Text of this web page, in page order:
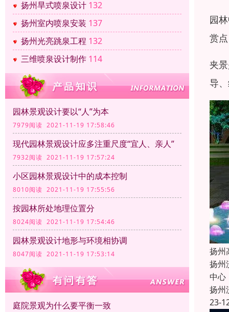
扬州旱式喷泉设计 132
扬州室内喷泉安装 137
扬州光亮跳泉工程 132
三维喷泉设计制作 114
园林景观设计要以“人”为本
7979阅读 2021-11-19 17:58:46
现代园林景观设计应多注重尺度“宜人、亲人”
7932阅读 2021-11-19 17:57:24
小区园林景观设计中的成本控制
8010阅读 2021-11-19 17:55:56
按园林所处地理位置分
8024阅读 2021-11-19 17:54:46
园林景观设计地形与环境相协调
8047阅读 2021-11-19 17:53:14
庭院景观为什么要平衡一致
园
赏
夹
导
扬州
扬州
中心
扬州
23-